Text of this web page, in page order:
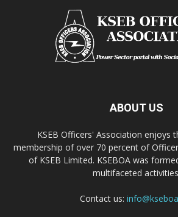
ABOUT US
KSEB Officers' Association enjoys
membership of over 70 percent of
of KSEB Limited. KSEBOA was
multifaceted
Contact us: